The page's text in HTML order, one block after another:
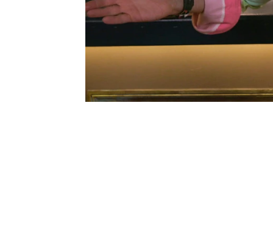
Homo Zapping